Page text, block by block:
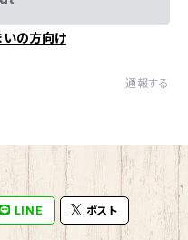
いの方向け
通報する
LINE ポスト